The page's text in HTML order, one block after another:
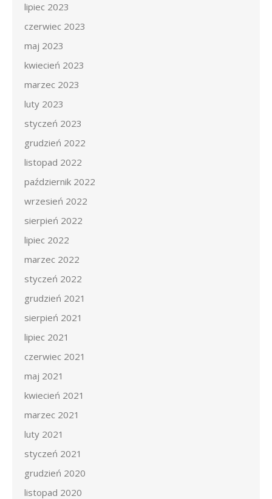
lipiec 2023
czerwiec 2023
maj 2023
kwiecień 2023
marzec 2023
luty 2023
styczeń 2023
grudzień 2022
listopad 2022
październik 2022
wrzesień 2022
sierpień 2022
lipiec 2022
marzec 2022
styczeń 2022
grudzień 2021
sierpień 2021
lipiec 2021
czerwiec 2021
maj 2021
kwiecień 2021
marzec 2021
luty 2021
styczeń 2021
grudzień 2020
listopad 2020